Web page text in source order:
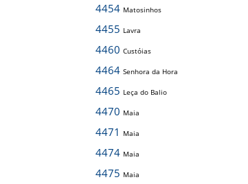
4454 Matosinhos
4455 Lavra
4460 Custóias
4464 Senhora da Hora
4465 Leça do Balio
4470 Maia
4471 Maia
4474 Maia
4475 Maia